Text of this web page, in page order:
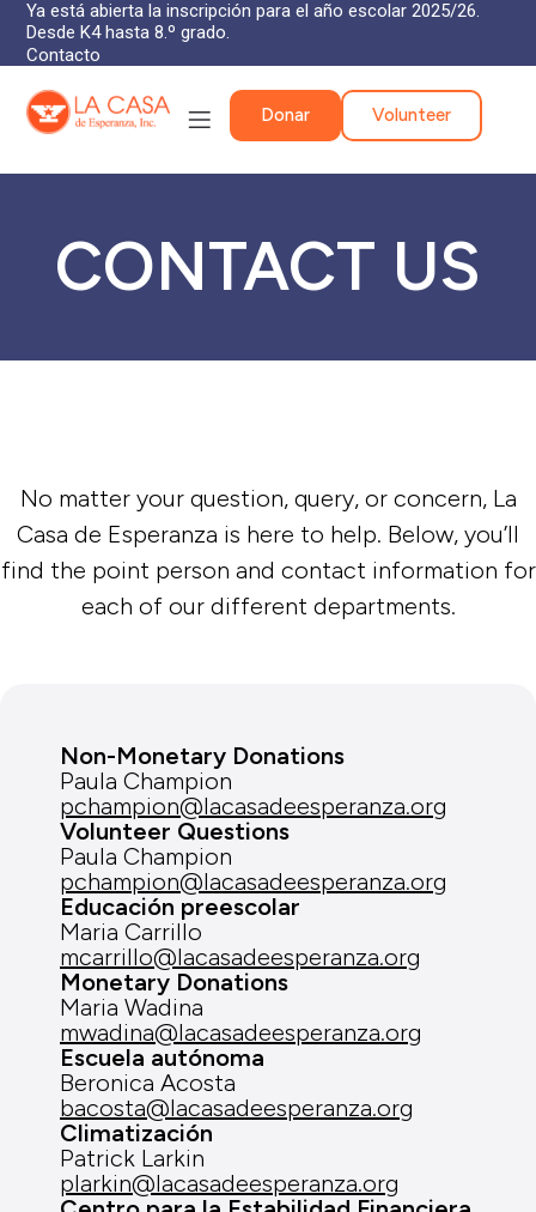
Ya está abierta la inscripción para el año escolar 2025/26.
Desde K4 hasta 8.º grado.
Contacto
Donar Volunteer
CONTACT US
No matter your question, query, or concern, La
Casa de Esperanza is here to help. Below, you’ll
find the point person and contact information for
each of our different departments.
Non-Monetary Donations
Paula Champion
pchampion@lacasadeesperanza.org
Volunteer Questions
Paula Champion
pchampion@lacasadeesperanza.org
Educación preescolar
Maria Carrillo
mcarrillo@lacasadeesperanza.org
Monetary Donations
Maria Wadina
mwadina@lacasadeesperanza.org
Escuela autónoma
Beronica Acosta
bacosta@lacasadeesperanza.org
Climatización
Patrick Larkin
plarkin@lacasadeesperanza.org